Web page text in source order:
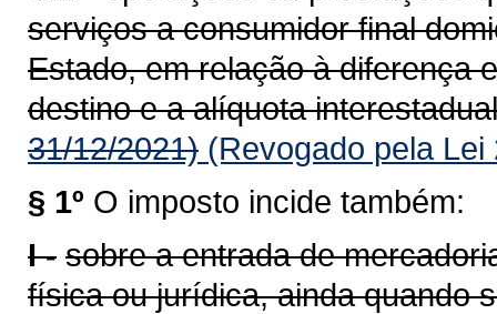
serviços a consumidor final
Estado, em relação à diferença
destino e a alíquota
31/12/2021) (Revogado pela
§ 1º O imposto incide também:
I - sobre a entrada de
física ou jurídica, ainda quando